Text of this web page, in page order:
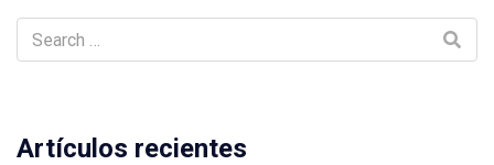
Artículos recientes